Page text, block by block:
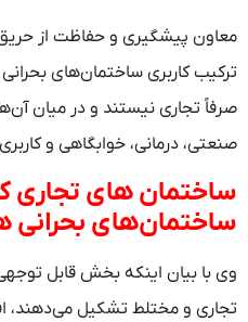
معاون پیشگیری و حفاظت از حریق
صرفاً تجاری نیستند و در میان
صنعتی، درمانی، خوابگاهی و
ساختمان های تجاری
ساختمان‌های بحرانی
وی با بیان اینکه بخش قابل
تجاری و مختلط تشکیل می‌دهند،